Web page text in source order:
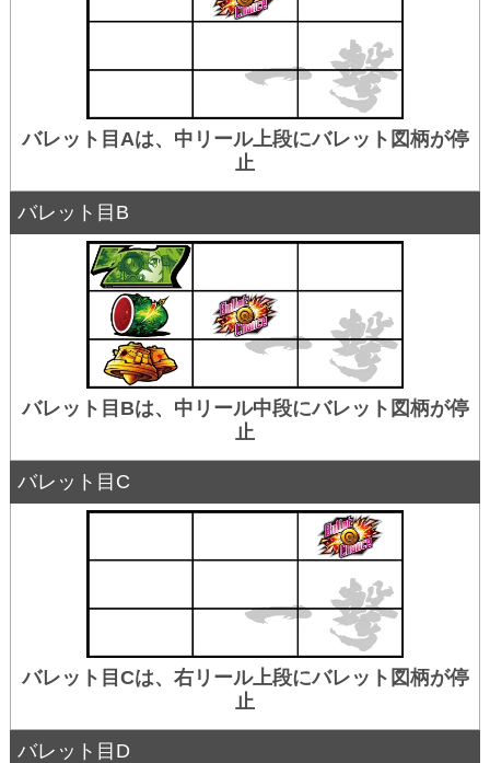
バレット目Aは、中リール上段にバレット図柄が停
止
バレット目B
バレット目Bは、中リール中段にバレット図柄が停
止
バレット目C
バレット目Cは、右リール上段にバレット図柄が停
止
バレット目D